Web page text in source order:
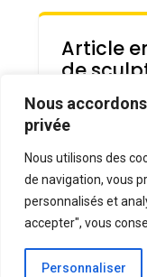
Nous
privée
Nous utilisons des
de navigation, vous
personnalisés et
accepter", vous
Personnaliser
Article
de
micro-
très
monde